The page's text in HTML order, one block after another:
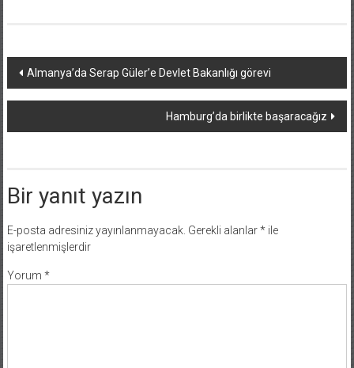
Yazı
dolaşımı
Almanya’da Serap Güler’e Devlet Bakanlığı görevi
Hamburg’da birlikte başaracağız
Bir yanıt yazın
E-posta adresiniz yayınlanmayacak. Gerekli alanlar*ile
işaretlenmişlerdir
Yorum *